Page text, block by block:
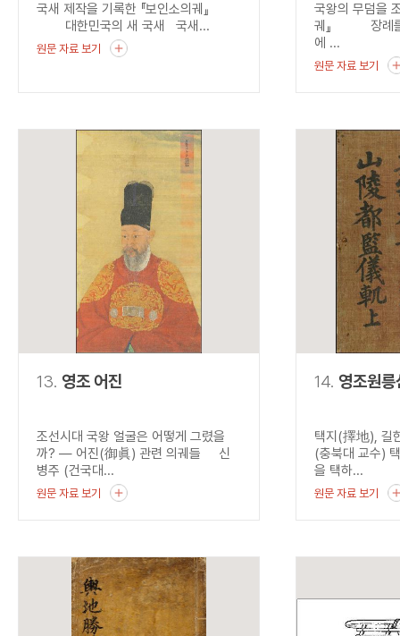
국새 제작을 기록한 『보인소의궤』
대한민국의 새 국새 국새...
원문 자료 보기
국왕의 무덤을
궤』 장례를
에 ...
원문 자료 보기
13. 영조 어진
조선시대 국왕 얼굴은 어떻게 그렸을
까? ― 어진(御眞) 관련 의궤들 신
병주 (건국대...
원문 자료 보기
14. 영조원
택지(擇地), 길
(충북대 교수)
을 택하...
원문 자료 보기